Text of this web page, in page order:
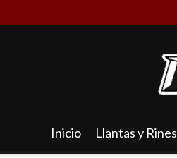
Inicio Llantas y Rines